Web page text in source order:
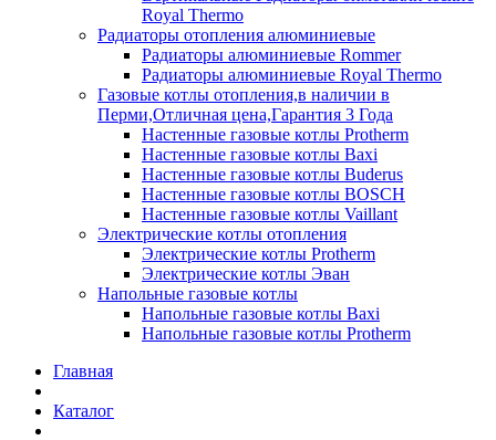
Royal Thermo
Радиаторы отопления алюминиевые
Радиаторы алюминиевые Rommer
Радиаторы алюминиевые Royal Thermo
Газовые котлы отопления,в наличии в
Перми,Отличная цена,Гарантия 3 Года
Настенные газовые котлы Protherm
Настенные газовые котлы Baxi
Настенные газовые котлы Buderus
Настенные газовые котлы BOSCH
Настенные газовые котлы Vaillant
Электрические котлы отопления
Электрические котлы Protherm
Электрические котлы Эван
Напольные газовые котлы
Напольные газовые котлы Baxi
Напольные газовые котлы Protherm
Главная
Каталог